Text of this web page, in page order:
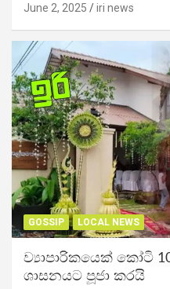
June 2, 2025 iri news
GOSSIP LOCAL NEWS
ව්‍යාපාරිකයෙක් කෝටි
ශාසනයට පූජා කරයි